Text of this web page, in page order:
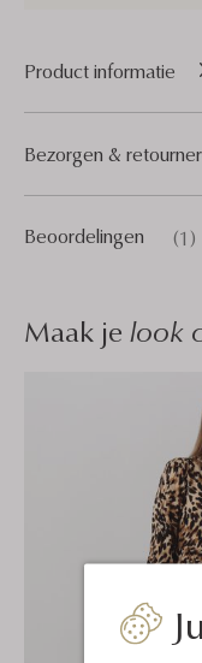
Product informatie
Beoordelingen (1)
Bezorgen &
Maak je look